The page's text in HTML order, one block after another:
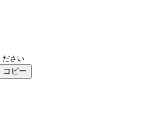
ださい
コピー